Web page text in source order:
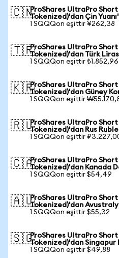
🇨🇳ProShares UltraPro
Tokenized)'dan Çin
1 SQQQon eşittir ¥262,38
🇹🇷ProShares UltraPro
Tokenized)'dan Türk
1 SQQQon eşittir ₺1.852,96
🇰🇷ProShares UltraPro
Tokenized)'dan Güney
1 SQQQon eşittir
🇷🇺ProShares UltraPro
Tokenized)'dan Rus
1 SQQQon eşittir
🇨🇦ProShares UltraPro
Tokenized)'dan Kanada
1 SQQQon eşittir $54,49
🇦🇺ProShares UltraPro
Tokenized)'dan
1 SQQQon eşittir $55,32
🇸🇬ProShares UltraPro
Tokenized)'dan Singapur
1 SQQQon eşittir $49,88